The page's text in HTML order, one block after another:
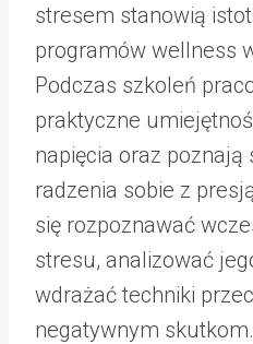
stresem stanowią
programów wellness
Podczas szkoleń
praktyczne
napięcia oraz
radzenia sobie z
się rozpoznawać
stresu, analizować
wdrażać techniki
negatywnym skutkom.